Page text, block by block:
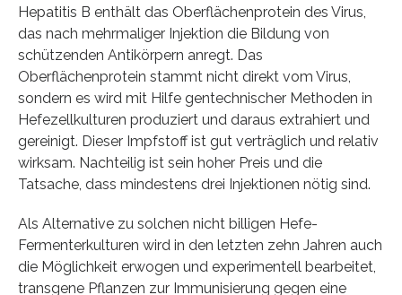
Hepatitis B enthält das Oberflächenprotein des Virus,
das nach mehrmaliger Injektion die Bildung von
schützenden Antikörpern anregt. Das
Oberflächenprotein stammt nicht direkt vom Virus,
sondern es wird mit Hilfe gentechnischer Methoden in
Hefezellkulturen produziert und daraus extrahiert und
gereinigt. Dieser Impfstoff ist gut verträglich und relativ
wirksam. Nachteilig ist sein hoher Preis und die
Tatsache, dass mindestens drei Injektionen nötig sind.
Als Alternative zu solchen nicht billigen Hefe-
Fermenterkulturen wird in den letzten zehn Jahren auch
die Möglichkeit erwogen und experimentell bearbeitet,
transgene Pflanzen zur Immunisierung gegen eine